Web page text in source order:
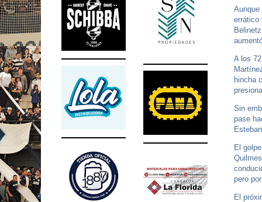
errático
A los
hincha
Sin
pase
El
pero
El